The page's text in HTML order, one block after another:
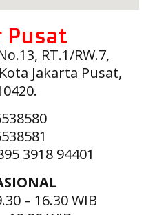
Pusat
RT.1/RW.7,
Jakarta Pusat,
3918 94401
– 16.30 WIB